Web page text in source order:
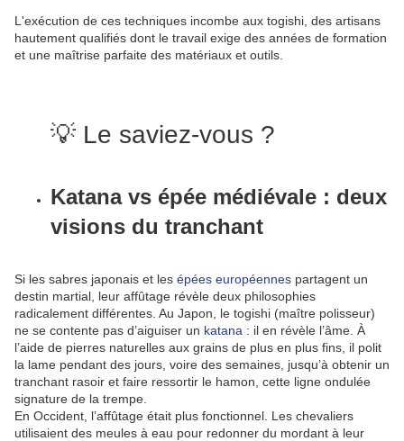
L'exécution de ces techniques incombe aux togishi, des artisans
hautement qualifiés dont le travail exige des années de formation
et une maîtrise parfaite des matériaux et outils.
💡 Le saviez-vous ?
Katana vs épée médiévale : deux
visions du tranchant
Si les sabres japonais et les épées européennes partagent un
destin martial, leur affûtage révèle deux philosophies
radicalement différentes. Au Japon, le togishi (maître polisseur)
ne se contente pas d’aiguiser un katana : il en révèle l’âme. À
l’aide de pierres naturelles aux grains de plus en plus fins, il polit
la lame pendant des jours, voire des semaines, jusqu’à obtenir un
tranchant rasoir et faire ressortir le hamon, cette ligne ondulée
signature de la trempe.
En Occident, l’affûtage était plus fonctionnel. Les chevaliers
utilisaient des meules à eau pour redonner du mordant à leur